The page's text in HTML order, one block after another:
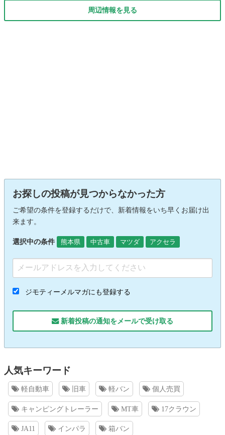
周辺情報を見る
お探しの投稿が見つからなかった方
ご希望の条件を登録するだけで、新着情報をいち早くお届け出
来ます。
選択中の条件 熊本県 中古車 マツダ アクセラ
ジモティーメルマガにも登録する
新着投稿の通知をメールで受け取る
人気キーワード
軽自動車 旧車 軽バン 個人売買
キャンピングトレーラー MT車 17クラウン
JA11 インパラ 箱バン